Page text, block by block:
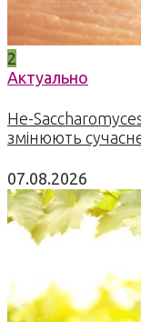
2
Актуально
Не-
змінюють
07.08.2026